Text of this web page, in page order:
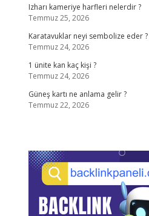
Izharı kameriye harfleri nelerdir ?
Temmuz 25, 2026
Karatavuklar neyi sembolize eder ?
Temmuz 24, 2026
1 ünite kan kaç kişi ?
Temmuz 24, 2026
Güneş kartı ne anlama gelir ?
Temmuz 22, 2026